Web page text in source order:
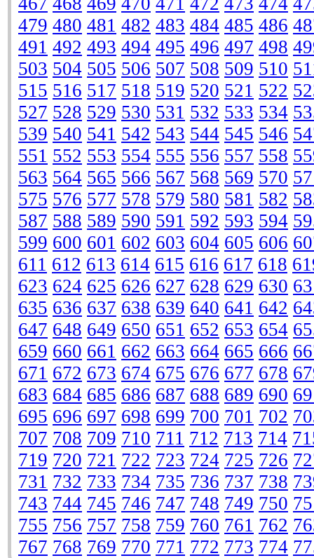
479 480 481 482 483 484 485 486
491 492 493 494 495 496 497 498
503 504 505 506 507 508 509 510
515 516 517 518 519 520 521 522
527 528 529 530 531 532 533 534
539 540 541 542 543 544 545 546
551 552 553 554 555 556 557 558
563 564 565 566 567 568 569 570
575 576 577 578 579 580 581 582
587 588 589 590 591 592 593 594
599 600 601 602 603 604 605 606
611 612 613 614 615 616 617 618
623 624 625 626 627 628 629 630
635 636 637 638 639 640 641 642
647 648 649 650 651 652 653 654
659 660 661 662 663 664 665 666
671 672 673 674 675 676 677 678
683 684 685 686 687 688 689 690
695 696 697 698 699 700 701 702
707 708 709 710 711 712 713 714
719 720 721 722 723 724 725 726
731 732 733 734 735 736 737 738
743 744 745 746 747 748 749 750
755 756 757 758 759 760 761 762
767 768 769 770 771 772 773 774